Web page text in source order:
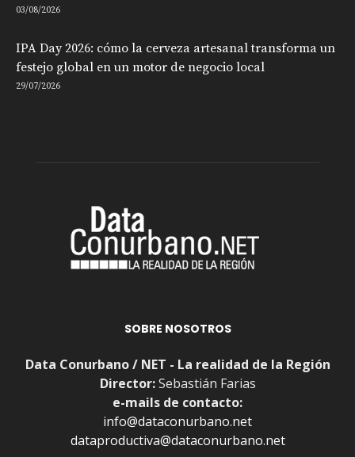
03/08/2026
IPA Day 2026: cómo la cerveza artesanal transforma un
festejo global en un motor de negocio local
29/07/2026
SOBRE NOSOTROS
Data Conurbano / NET - La realidad de la Región
Director:Sebastián Farias
e-mails de contacto:
info@dataconurbano.net
dataproductiva@dataconurbano.net